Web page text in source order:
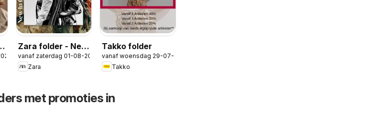
Zara folder - New
in Men
vanaf zaterdag 01-08-2026
Zara
Takko folder
vanaf woensdag 29-07-2026
Takko
met promoties in